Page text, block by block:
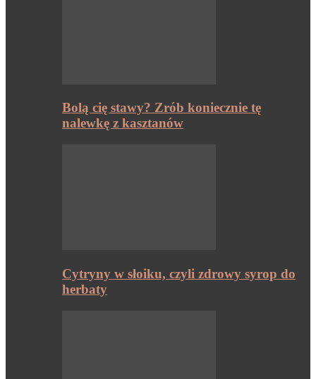
Bolą cię stawy? Zrób koniecznie tę
nalewkę z kasztanów
Cytryny w słoiku, czyli zdrowy syrop do
herbaty